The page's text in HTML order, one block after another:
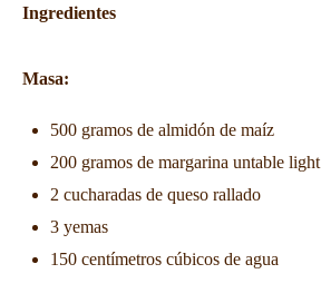
Ingredientes
Masa:
500 gramos de almidón de maíz
200 gramos de margarina untable light
2 cucharadas de queso rallado
3 yemas
150 centímetros cúbicos de agua